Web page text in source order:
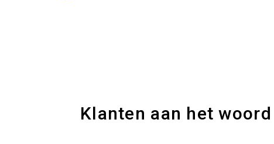
Klanten aan het woord